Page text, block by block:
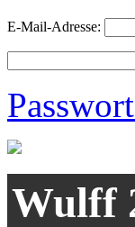
E-Mail-Adresse:
Wulff